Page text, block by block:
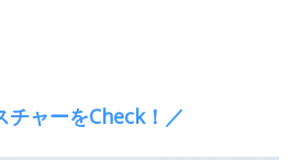
チャーをCheck！／